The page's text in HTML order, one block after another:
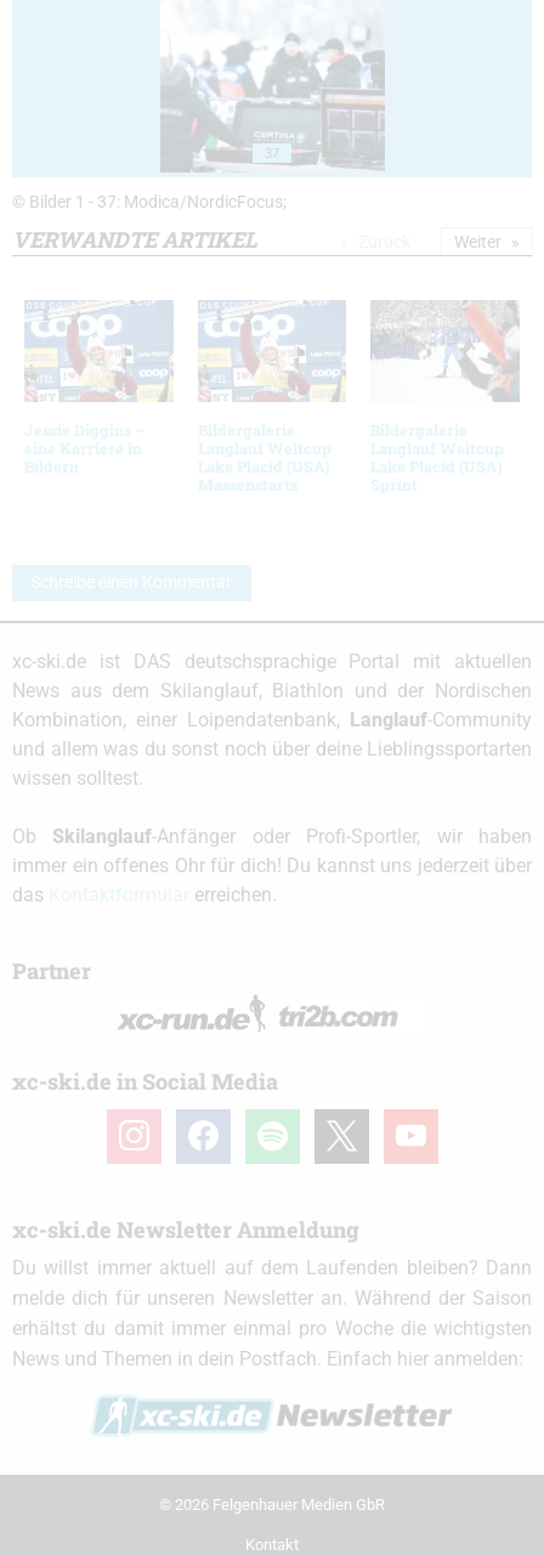
37
© Bilder 1 - 37: Modica/NordicFocus;
VERWANDTE ARTIKEL
Jessie Diggins –
eine Karriere in
Bildern
Bildergalerie
Langlauf Weltcup
Lake Placid (USA)
Massenstarts
Bildergalerie
Langlauf Weltcup
Lake Placid (USA)
Sprint
Weiter
Schreibe einen Kommentar
xc-ski.de ist DAS deutschsprachige Portal mit aktuellen
News aus dem Skilanglauf, Biathlon und der Nordischen
Kombination, einer Loipendatenbank,
Langlauf-Community
und allem was du sonst noch über deine Lieblingssportarten
wissen solltest.
Ob Skilanglauf-Anfänger oder Profi-Sportler, wir haben
immer ein offenes Ohr für dich! Du kannst uns jederzeit über
das
erreichen.
Partner
xc-ski.de in Social Media
instagramfacebook spotify youtube
xc-ski.de Newsletter Anmeldung
Du willst immer aktuell auf dem Laufenden bleiben? Dann
melde dich für unseren Newsletter an. Während der Saison
erhältst du damit immer einmal pro Woche die wichtigsten
News und Themen in dein Postfach. Einfach hier anmelden:
© 2026 Felgenhauer Medien GbR
Kontakt